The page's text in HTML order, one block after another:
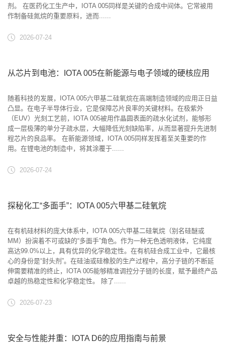
剂。 在医药化工生产中，IOTA 005同样是关键的合成中间体。它常被用
作制备硅氮烷的重要原料，进而......
2026-07-24
从芯片到电池：IOTA 005在新能源与电子领域的硬核应用
随着科技的发展，IOTA 005六甲基二硅氧烷在高端制造领域的应用正日益
凸显。在电子半导体行业，它是保障芯片良率的关键材料。在极紫外
（EUV）光刻工艺前，IOTA 005被用作晶圆表面的疏水化试剂，能够形
成一层极薄的单分子疏水层，大幅降低光刻缺陷率，从而显著提升先进制
程芯片的良品率。 在新能源领域，IOTA 005同样发挥着至关重要的作
用。在锂电池的制造中，将其涂覆于......
2026-07-24
探秘化工“多面手”：IOTA 005六甲基二硅氧烷
在有机硅材料的庞大体系中，IOTA 005六甲基二硅氧烷（别名硅醚或
MM）扮演着不可或缺的“多面手”角色。作为一种无色透明液体，它纯度
高达99.0%以上，具有优异的化学稳定性。在有机硅合成工业中，它最核
心的身份是“封头剂”。在硅油或硅橡胶的生产过程中，高分子链的不断延
伸需要精准的终止，IOTA 005能够精准调控分子链的长度，赋予最终产品
卓越的热稳定性和化学稳定性。 除了......
2026-07-23
安全与性能并重：IOTA D6的应用指南与前景